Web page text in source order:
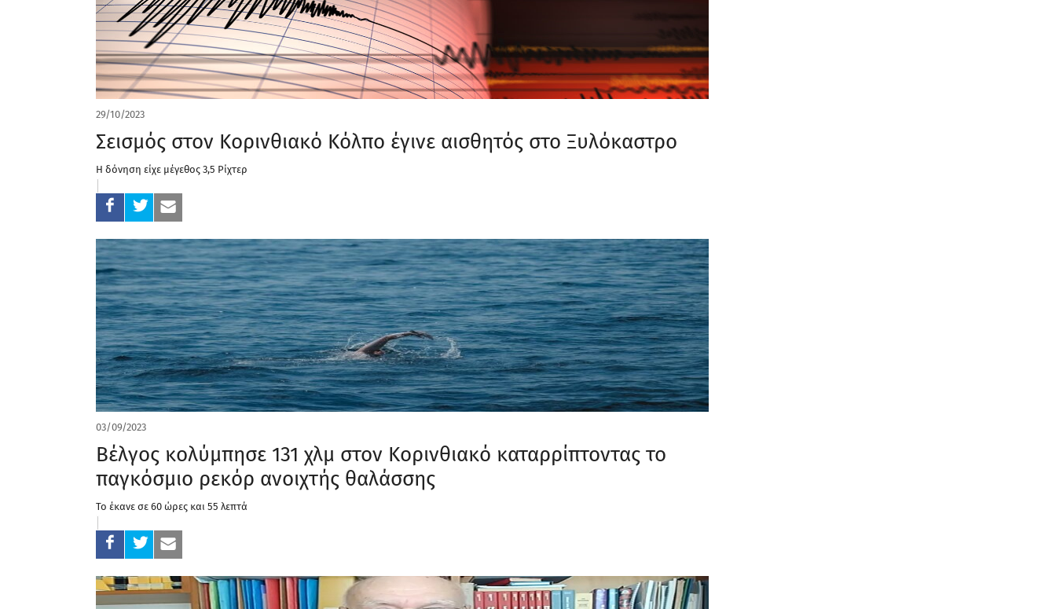
29/10/2023
Σεισμός στον Κορινθιακό Κόλπο έγινε αισθητός στο Ξυλόκαστρο
Η δόνηση είχε μέγεθος 3,5 Ρίχτερ
03/09/2023
Βέλγος κολύμπησε 131 χλμ στον Κορινθιακό καταρρίπτοντας το
παγκόσμιο ρεκόρ ανοιχτής θαλάσσης
Το έκανε σε 60 ώρες και 55 λεπτά